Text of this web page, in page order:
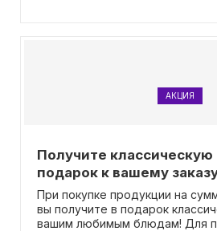
АКЦИЯ
Получите
подарок к вашему
При покупке продукции на
вы получите в подарок
вашим любимым блюдам! Для